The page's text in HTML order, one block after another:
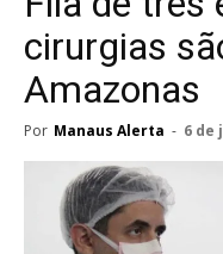
cirurgias
Amazonas
Por Manaus Alerta - 6 de